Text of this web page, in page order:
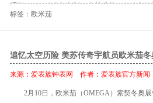
100米。
系列Mark II腕表复刻版，为其搭载了自动上
壳上10时位置。表盘上带有三个小表盘：3时
表镜内侧，下方的黑色铝环令其格外醒目。
标签：欧米茄
追忆太空历险 美苏传奇宇航员欧米茄
来源： 爱表族钟表网 作者： 爱表族官方新闻
2月10日，欧米茄（OMEGA）索契冬奥